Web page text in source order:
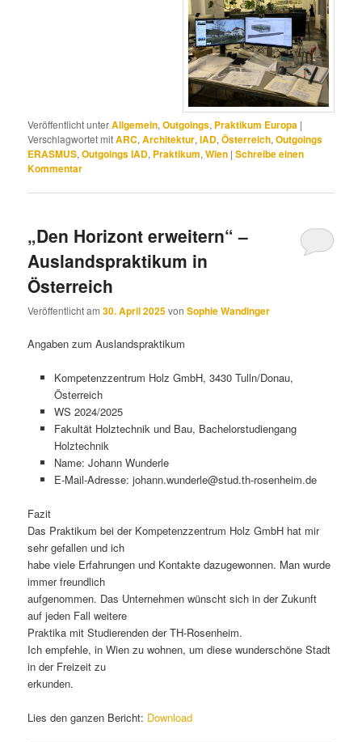
Veröffentlicht unterAllgemein,Outgoings, Praktikum Europa |
Verschlagwortet mitARC,Architektur,IAD,Österreich,Outgoings
ERASMUS,Outgoings IAD, Praktikum,Wien |Schreibe einen
Kommentar
„Den Horizont erweitern“ –
Auslandspraktikum in
Österreich
Veröffentlicht am30. April 2025vonSophie Wandinger
Angaben zum Auslandspraktikum
Kompetenzzentrum Holz GmbH, 3430 Tulln/Donau,
Österreich
WS 2024/2025
Fakultät Holztechnik und Bau, Bachelorstudiengang
Holztechnik
Name: Johann Wunderle
E-Mail-Adresse: johann.wunderle@stud.th-rosenheim.de
Fazit
Das Praktikum bei der Kompetenzzentrum Holz GmbH hat mir
sehr gefallen und ich
habe viele Erfahrungen und Kontakte dazugewonnen. Man wurde
immer freundlich
aufgenommen. Das Unternehmen wünscht sich in der Zukunft
auf jeden Fall weitere
Praktika mit Studierenden der TH-Rosenheim.
Ich empfehle, in Wien zu wohnen, um diese wunderschöne Stadt
in der Freizeit zu
erkunden.
Lies den ganzen Bericht: Download